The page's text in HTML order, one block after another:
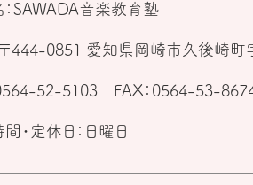
SAWADA音楽教育塾
〒444-0851 愛知県岡崎市久後崎町
0564-52-5103 FAX：0564-53-
・定休日：日曜日